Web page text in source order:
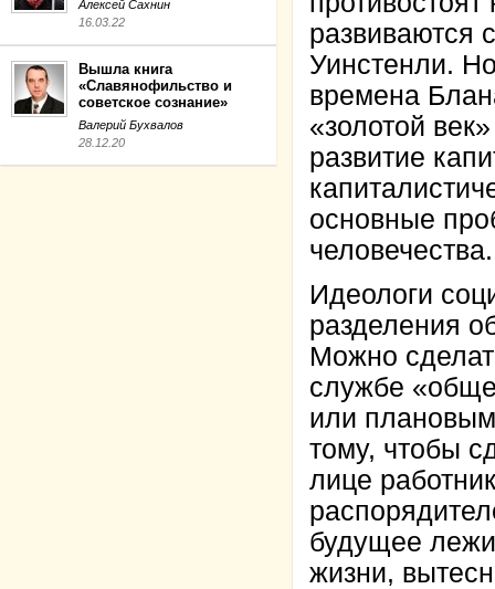
Алексей Сахнин
16.03.22
Вышла книга
«Славянофильство и
советское сознание»
Валерий Бухвалов
28.12.20
развиваются
Уинстенли.
времена
«золотой
развитие
основные
человечества.
Идеологи
разделения
Можно
службе
или
тому, чтобы
лице
будущее
жизни,